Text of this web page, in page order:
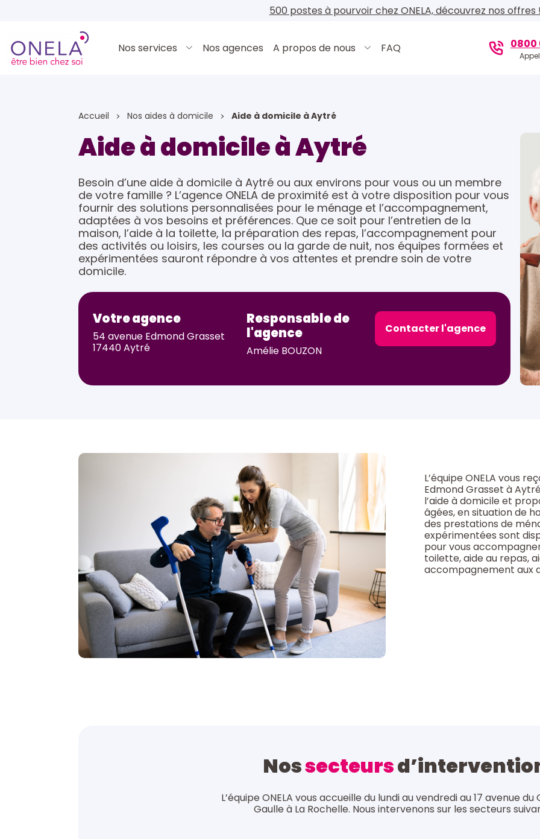
500 postes à pourvoir chez ONELA, découvrez nos offres !
Nos services Nos agences A propos de nous FAQ 0800
Accueil Nos aides à domicile Aide à domicile à Aytré
Aide à domicile à Aytré
Besoin d’une aide à domicile à Aytré ou aux environs pour vous ou un membre
de votre famille ? L’agence ONELA de proximité est à votre disposition pour vous
fournir des solutions personnalisées pour le ménage et l’accompagnement,
adaptées à vos besoins et préférences. Que ce soit pour l’entretien de la
maison, l’aide à la toilette, la préparation des repas, l’accompagnement pour
des activités ou loisirs, les courses ou la garde de nuit, nos équipes formées et
expérimentées sauront répondre à vos attentes et prendre soin de votre
domicile.
Votre agence
54 avenue Edmond Grasset
17440 Aytré
Responsable de
l'agence
Amélie BOUZON
Contacter l'agence
L’équipe ONELA vous
Edmond Grasset à
l’aide à domicile et
âgées, en situation de
des prestations de
expérimentées sont
pour vous
toilette, aide au repas,
accompagnement aux
Nossecteurs
L’équipe ONELA vous accueille du lundi au vendredi au 17 avenue
Gaulle à La Rochelle. Nous intervenons sur les secteurs